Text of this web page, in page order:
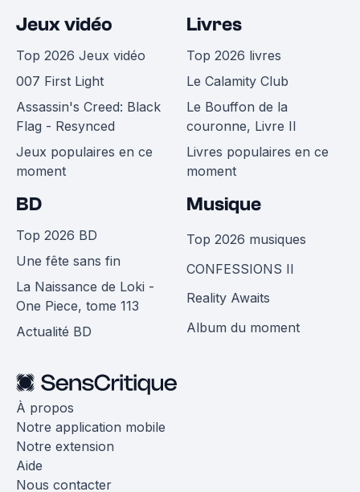
Jeux vidéo
Top 2026 Jeux vidéo
007 First Light
Assassin's Creed: Black
Flag - Resynced
Jeux populaires en ce
moment
Livres
Top 2026 livres
Le Calamity Club
Le Bouffon de la
couronne, Livre II
Livres populaires en ce
moment
BD
Top 2026 BD
Une fête sans fin
La Naissance de Loki -
One Piece, tome 113
Actualité BD
Musique
Top 2026 musiques
CONFESSIONS II
Reality Awaits
Album du moment
À propos
Notre application mobile
Notre extension
Aide
Nous contacter